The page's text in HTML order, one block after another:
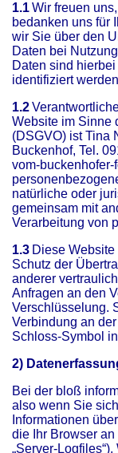
1.1Wir freuen
bedanken uns für
wir Sie über den
Daten bei
Daten sind
identifiziert
1.2
Website im Sinne
(DSGVO) ist Tina
Buckenhof, Tel.
vom-buckenhofer-
natürliche oder
gemeinsam mit
Verarbeitung von
1.3 Diese
Schutz der
anderer
Anfragen an den
Verschlüsselung.
Verbindung an
Schloss-Symbol
2)
Bei der bloß
also wenn Sie
Informationen
die Ihr Browser
„Server-